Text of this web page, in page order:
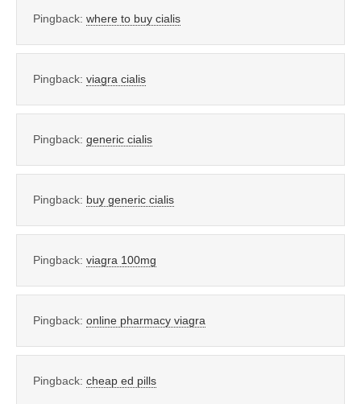
Pingback: where to buy cialis
Pingback: viagra cialis
Pingback: generic cialis
Pingback: buy generic cialis
Pingback: viagra 100mg
Pingback: online pharmacy viagra
Pingback: cheap ed pills